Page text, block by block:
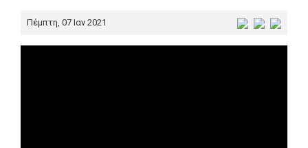
Πέμπτη, 07 Ιαν 2021